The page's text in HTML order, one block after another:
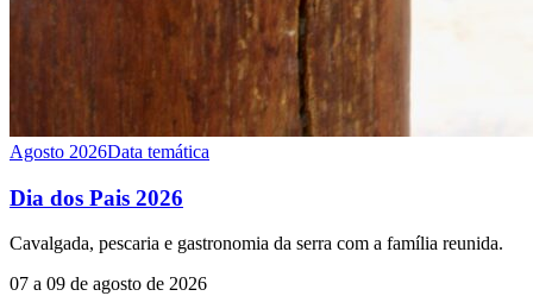
Agosto 2026Data temática
Dia dos Pais 2026
Cavalgada, pescaria e gastronomia da serra com a família reunida.
07 a 09 de agosto de 2026